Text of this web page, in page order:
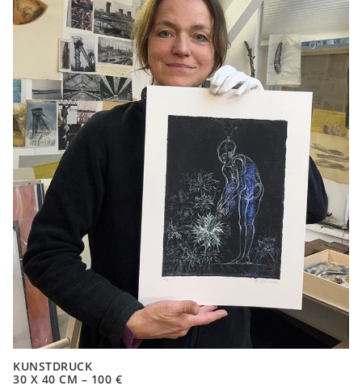
KUNSTDRUCK
30 X 40 CM – 100 €